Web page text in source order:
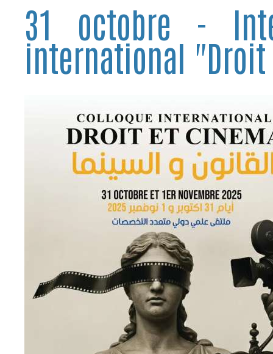
31 octobre -
international